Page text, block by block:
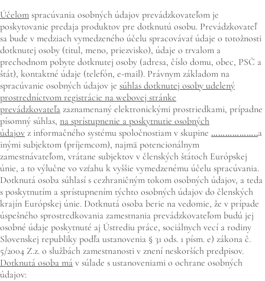
Účelom spracúvania osobných údajov prevádzkovateľom je
poskytovanie predaja produktov pre dotknutú osobu. Prevádzkovateľ
sa bude v medziach vymedzeného účelu spracovávať údaje o totožnosti
dotknutej osoby (titul, meno, priezvisko), údaje o trvalom a
prechodnom pobyte dotknutej osoby (adresa, číslo domu, obec, PSČ a
štát), kontaktné údaje (telefón, e-mail). Právnym základom na
spracúvanie osobných údajov je súhlas dotknutej osoby udelený
prostredníctvom registrácie na webovej stránke
prevádzkovateľa zaznamenaný elektronickými prostriedkami, prípadne
písomný súhlas, na sprístupnenie a poskytnutie osobných
údajov z informačného systému spoločnostiam v skupine ………………..a
inými subjektom (príjemcom), najmä potencionálnym
zamestnávateľom, vrátane subjektov v členských štátoch Európskej
únie, a to výlučne vo vzťahu k vyššie vymedzenému účelu spracúvania.
Dotknutá osoba súhlasí s cezhraničným tokom osobných údajov, a teda
s poskytnutím a sprístupnením týchto osobných údajov do členských
krajín Európskej únie. Dotknutá osoba berie na vedomie, že v prípade
úspešného sprostredkovania zamestnania prevádzkovateľom budú jej
osobné údaje poskytnuté aj Ústrediu práce, sociálnych vecí a rodiny
Slovenskej republiky podľa ustanovenia § 31 ods. 1 písm. e) zákona č.
5/2004 Z.z. o službách zamestnanosti v znení neskorších predpisov.
Dotknutá osoba má v súlade s ustanoveniami o ochrane osobných
údajov: